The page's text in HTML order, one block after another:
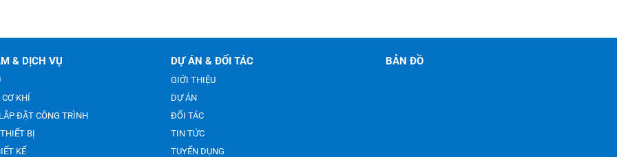
& DỊCH VỤ
KHÍ
ĐẶT CÔNG TRÌNH
BỊ
KẾ
DỰ ÁN & ĐỐI TÁC
GIỚI THIỆU
DỰ ÁN
ĐỐI TÁC
TIN TỨC
TUYỂN DỤNG
BẢN ĐỒ